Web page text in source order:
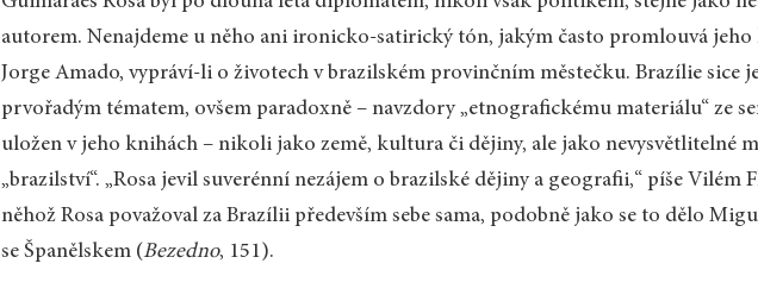
autorem. Nenajdeme u něho ani ironicko-satirický tón, jakým často promlouvá jeho
Jorge Amado, vypráví-li o životech v brazilském provinčním městečku. Brazílie sice
prvořadým tématem, ovšem paradoxně – navzdory „etnografickému materiálu“ ze
uložen v jeho knihách – nikoli jako země, kultura či dějiny, ale jako nevysvětlitelné
„brazilství“. „Rosa jevil suverénní nezájem o brazilské dějiny a geografii,“ píše Vilém
něhož Rosa považoval za Brazílii především sebe sama, podobně jako se to dělo
se Španělskem (Bezedno, 151).